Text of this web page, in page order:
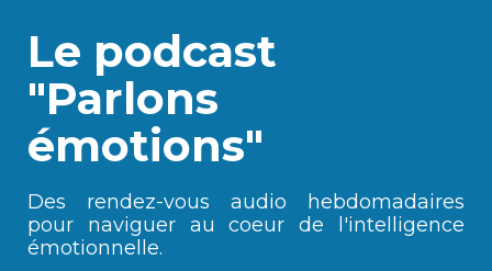
Le podcast
"Parlons
émotions"
Des rendez-vous audio hebdomadaires
pour naviguer au coeur de l'intelligence
émotionnelle.